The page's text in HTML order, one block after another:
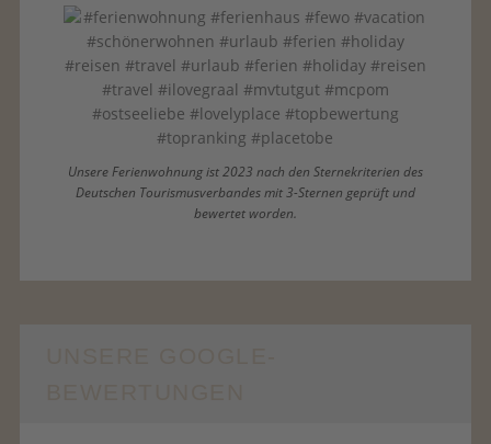
Usercentrics
Consent
Management
Platform&
eRecht24
Unsere Ferienwohnung ist 2023 nach den Sternekriterien des
Deutschen Tourismusverbandes mit 3-Sternen geprüft und
bewertet worden.